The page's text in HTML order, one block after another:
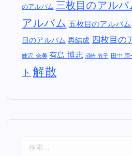
のアルバム 三枚目のアルバ
アルバム 五枚目のアルバム
目のアルバム 再結成 四枚目の
妹沢 奈美 有島 博志 沼崎 敦子 田中 宗
ト 解散